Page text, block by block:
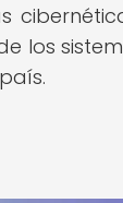
los